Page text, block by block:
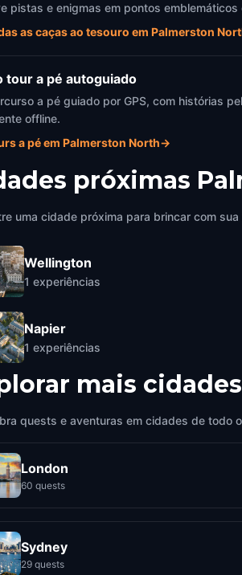
pistas e enigmas em pontos
as caças ao tesouro em Palmerston
tour a pé autoguiado
a pé guiado por GPS, com histórias
offline.
a pé em Palmerston North→
próximas
uma cidade próxima para brincar com sua
Wellington
1 experiências
Napier
1 experiências
mais cidades
quests e aventuras em cidades de todo
London
60 quests
Sydney
29 quests